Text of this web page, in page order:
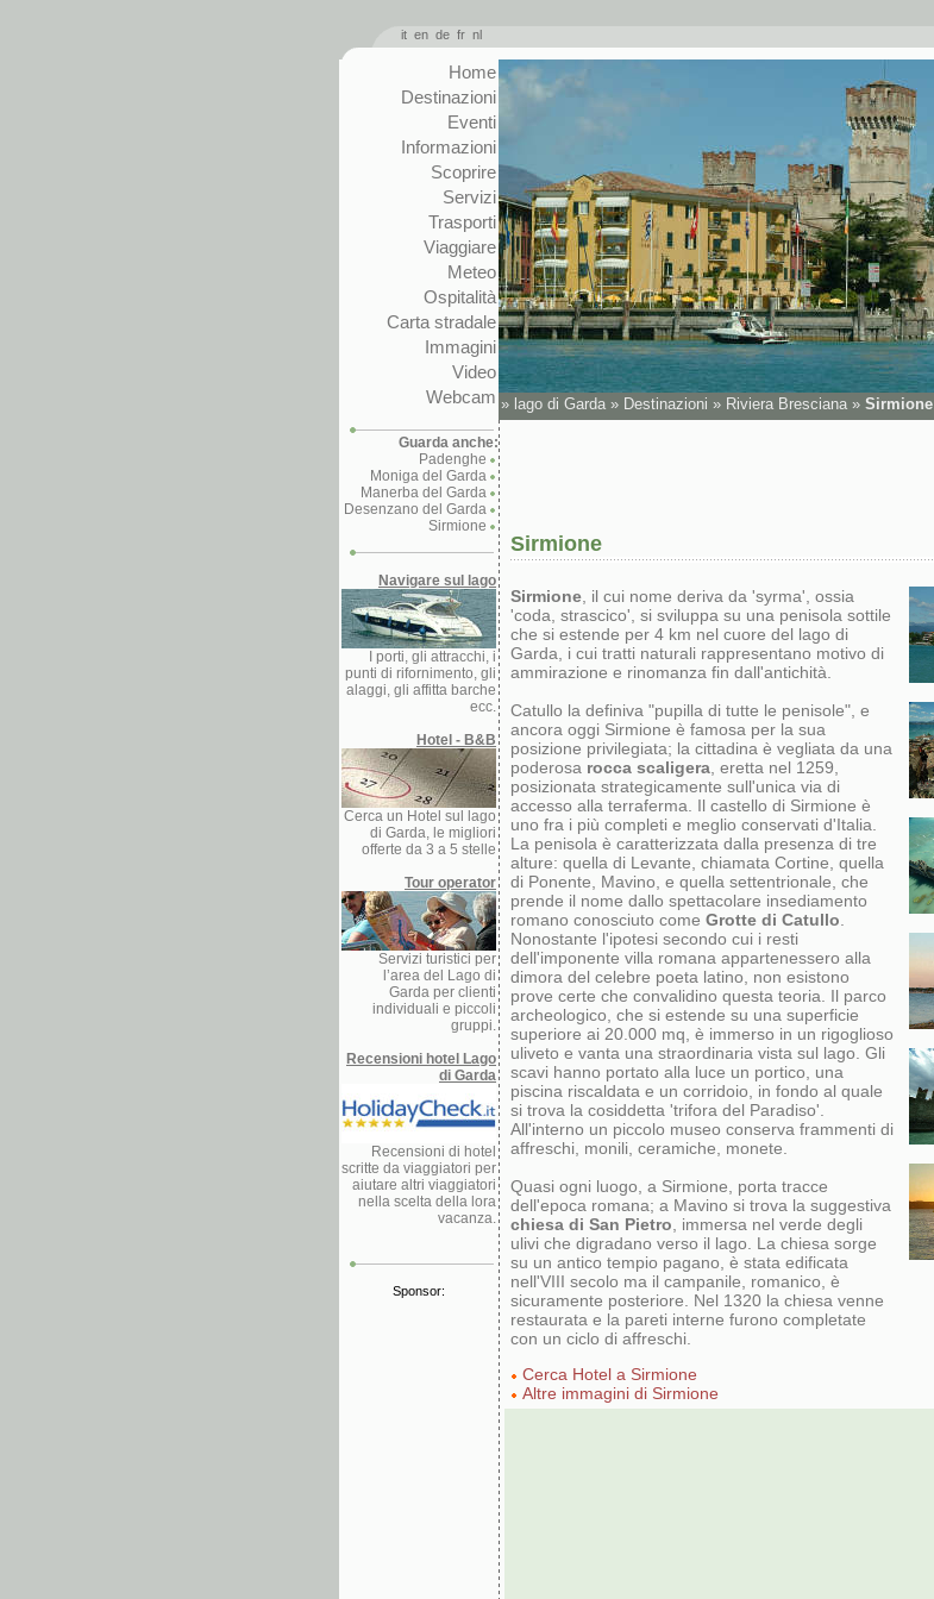
it en de fr nl
Home
Destinazioni
Eventi
Informazioni
Scoprire
Servizi
Trasporti
Viaggiare
Meteo
Ospitalità
Carta stradale
Immagini
Video
Webcam
Guarda anche:
Padenghe
Moniga del Garda
Manerba del Garda
Desenzano del Garda
Sirmione
Navigare sul lago
I porti, gli attracchi, i
punti di rifornimento, gli
alaggi, gli affitta barche
ecc.
Hotel - B&B
Cerca un Hotel sul lago
di Garda, le migliori
offerte da 3 a 5 stelle
Tour operator
Servizi turistici per
l’area del Lago di
Garda per clienti
individuali e piccoli
gruppi.
Recensioni hotel Lago
di Garda
Recensioni di hotel
scritte da viaggiatori per
aiutare altri viaggiatori
nella scelta della lora
vacanza.
Sponsor:
» lago di Garda » Destinazioni » Riviera Bresciana » Sirmione
Sirmione
Sirmione , il cui nome deriva da 'syrma', ossia
'coda, strascico', si sviluppa su una penisola sottile
che si estende per 4 km nel cuore del lago di
Garda, i cui tratti naturali rappresentano motivo di
ammirazione e rinomanza fin dall'antichità.
Catullo la definiva "pupilla di tutte le penisole", e
ancora oggi Sirmione è famosa per la sua
posizione privilegiata; la cittadina è vegliata da una
poderosa rocca scaligera , eretta nel 1259,
posizionata strategicamente sull'unica via di
accesso alla terraferma. Il castello di Sirmione è
uno fra i più completi e meglio conservati d'Italia.
La penisola è caratterizzata dalla presenza di tre
alture: quella di Levante, chiamata Cortine, quella
di Ponente, Mavino, e quella settentrionale, che
prende il nome dallo spettacolare insediamento
romano conosciuto come Grotte di Catullo
Nonostante l'ipotesi secondo cui i resti
dell'imponente villa romana appartenessero alla
dimora del celebre poeta latino, non esistono
prove certe che convalidino questa teoria. Il parco
archeologico, che si estende su una superficie
superiore ai 20.000 mq, è immerso in un rigoglioso
uliveto e vanta una straordinaria vista sul lago. Gli
scavi hanno portato alla luce un portico, una
piscina riscaldata e un corridoio, in fondo al quale
si trova la cosiddetta 'trifora del Paradiso'.
All'interno un piccolo museo conserva frammenti di
affreschi, monili, ceramiche, monete.
Quasi ogni luogo, a Sirmione, porta tracce
dell'epoca romana; a Mavino si trova la suggestiva
chiesa di San Pietro , immersa nel verde degli
ulivi che digradano verso il lago. La chiesa sorge
su un antico tempio pagano, è stata edificata
nell'VIII secolo ma il campanile, romanico, è
sicuramente posteriore. Nel 1320 la chiesa venne
restaurata e la pareti interne furono completate
con un ciclo di affreschi.
Cerca Hotel a Sirmione
Altre immagini di Sirmione